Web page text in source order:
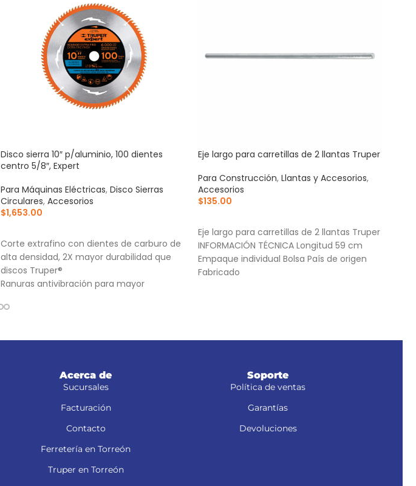
Disco sierra 10″ p/aluminio, 100 dientes
centro 5/8″, Expert
Para Máquinas Eléctricas, Disco Sierras
Circulares, Accesorios
$1,653.00
Corte extrafino con dientes de carburo de
alta densidad, 2X mayor durabilidad que
discos Truper®
Ranuras antivibración para mayor
acabado
Eje largo para carretillas de 2 llantas Truper
Para Construcción, Llantas y Accesorios,
Accesorios
$135.00
Eje largo para carretillas de 2 llantas Truper
INFORMACIÓN TÉCNICA Longitud 59 cm
Empaque individual Bolsa País de origen
Fabricado
Acerca de
Sucursales
Facturación
Contacto
Ferretería en Torreón
Truper en Torreón
Soporte
Política de ventas
Garantías
Devoluciones